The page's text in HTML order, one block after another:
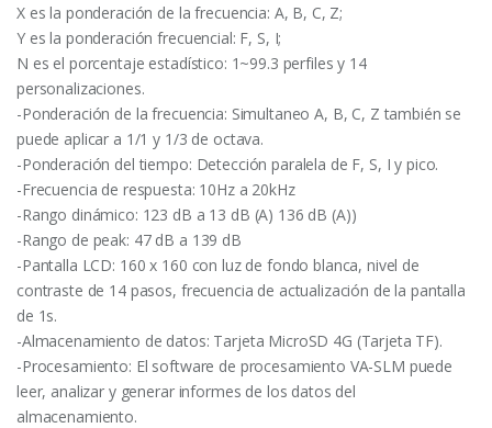
X es la ponderación de la frecuencia: A, B, C, Z;
Y es la ponderación frecuencial: F, S, I;
N es el porcentaje estadístico: 1~99.3 perfiles y 14
personalizaciones.
-Ponderación de la frecuencia: Simultaneo A, B, C, Z también se
puede aplicar a 1/1 y 1/3 de octava.
-Ponderación del tiempo: Detección paralela de F, S, I y pico.
-Frecuencia de respuesta: 10Hz a 20kHz
-Rango dinámico: 123 dB a 13 dB (A) 136 dB (A))
-Rango de peak: 47 dB a 139 dB
-Pantalla LCD: 160 x 160 con luz de fondo blanca, nivel de
contraste de 14 pasos, frecuencia de actualización de la pantalla
de 1s.
-Almacenamiento de datos: Tarjeta MicroSD 4G (Tarjeta TF).
-Procesamiento: El software de procesamiento VA-SLM puede
leer, analizar y generar informes de los datos del
almacenamiento.